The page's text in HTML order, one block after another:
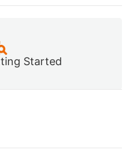
Started